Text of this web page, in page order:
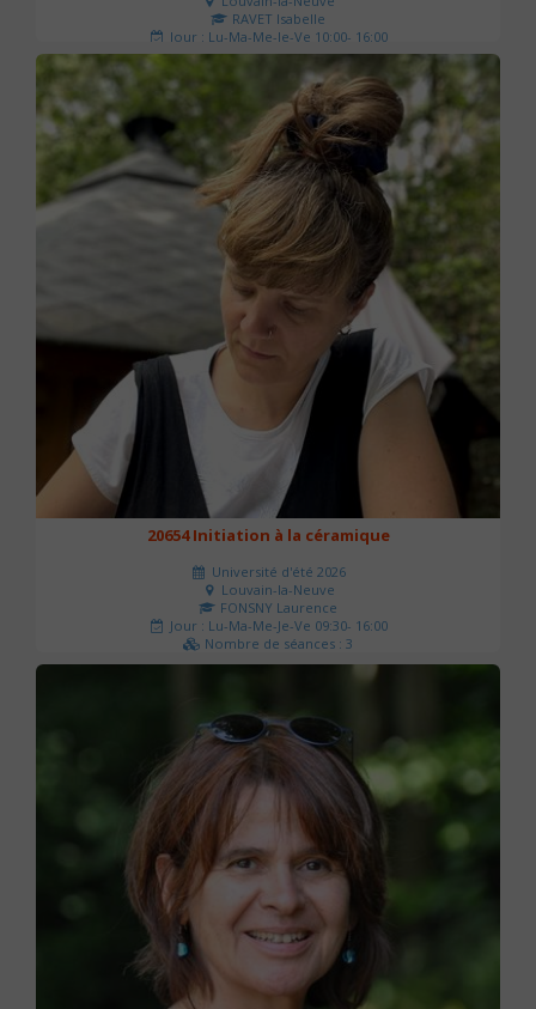
RAVET Isabelle
Jour : Lu-Ma-Me-Je-Ve 10:00- 16:00
Nombre de séances : 2
20654 Initiation à la céramique
Université d'été 2026
Louvain-la-Neuve
FONSNY Laurence
Jour : Lu-Ma-Me-Je-Ve 09:30- 16:00
Nombre de séances : 3
190 €